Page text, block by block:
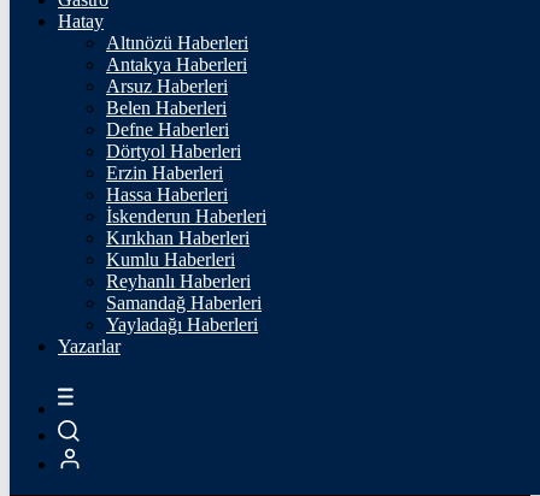
Hatay
Altınözü Haberleri
Antakya Haberleri
Arsuz Haberleri
Belen Haberleri
Defne Haberleri
Dörtyol Haberleri
Erzin Haberleri
Hassa Haberleri
İskenderun Haberleri
Kırıkhan Haberleri
Kumlu Haberleri
Reyhanlı Haberleri
Samandağ Haberleri
Yayladağı Haberleri
Yazarlar
/ Marmara Adası yangınına müdahale sürüyor
/ Aziz Yıldırım Yüksek Divan Kurulu’nda konuştu
Karadeniz Eğitim Uçuşu başarıyla gerçekleştirildi
Antakya’da iki motosikletin çarpıştığı kazada 1 kişi öldü
21:57
AÇIK 23°
Adana
Adıyaman
Afyonkarahisar
Ağrı
Amasya
Ankara
Antalya
Artvin
Aydın
Bilecik
Bingöl
Bitlis
Bolu